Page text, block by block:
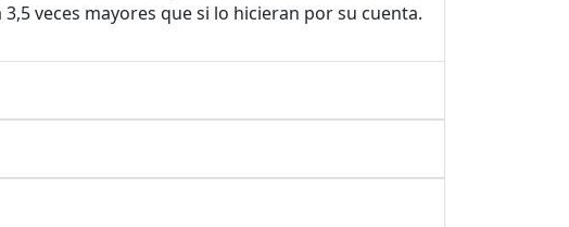
veces mayores que si lo hicieran por su cuenta.